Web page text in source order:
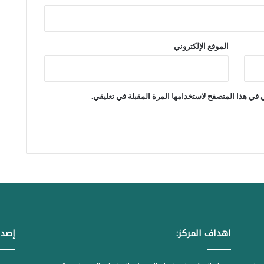
الموقع الإلكتروني
في هذا المتصفح لاستخدامها المرة المقبلة في تعليقي.
اهداف المركز: